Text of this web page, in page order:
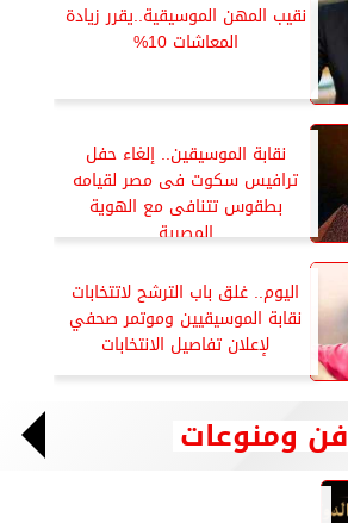
نقيب المهن الموسيقية..يقرر زيادة
المعاشات 10%
نقابة الموسيقين.. إلغاء حفل
ترافيس سكوت فى مصر لقيامه
بطقوس تتنافى مع الهوية
المصرية
اليوم.. غلق باب الترشح لاتتخابات
نقابة الموسيقيين وموتمر صحفي
لإعلان تفاصيل الانتخابات
فن ومنوعات